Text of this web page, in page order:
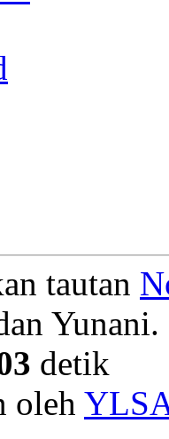
tautan
detik
oleh